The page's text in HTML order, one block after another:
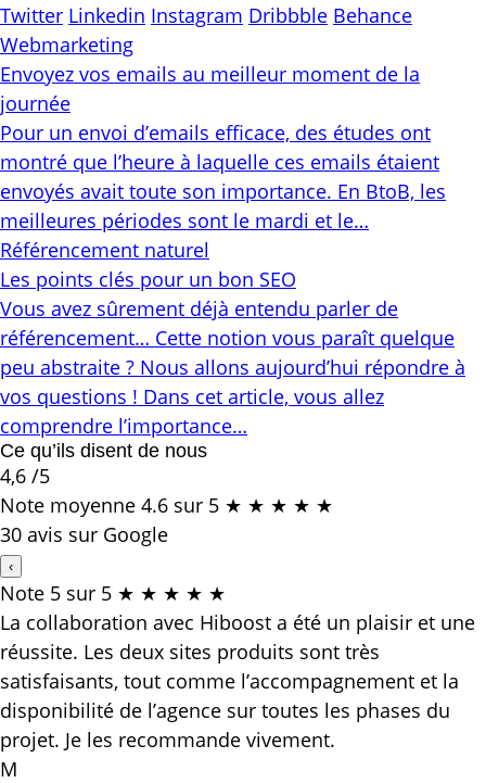
Twitter Linkedin Instagram Dribbble Behance
Webmarketing
Envoyez vos emails au meilleur moment de la
journée
Pour un envoi d’emails efficace, des études ont
montré que l’heure à laquelle ces emails étaient
envoyés avait toute son importance. En BtoB, les
meilleures périodes sont le mardi et le…
Référencement naturel
Les points clés pour un bon SEO
Vous avez sûrement déjà entendu parler de
référencement… Cette notion vous paraît quelque
peu abstraite ? Nous allons aujourd’hui répondre à
vos questions ! Dans cet article, vous allez
comprendre l’importance…
Ce qu’ils disent de nous
4,6 /5
Note moyenne 4.6 sur 5 ★ ★ ★ ★ ★
30 avis sur Google
‹
Note 5 sur 5 ★ ★ ★ ★ ★
La collaboration avec Hiboost a été un plaisir et une
réussite. Les deux sites produits sont très
satisfaisants, tout comme l’accompagnement et la
disponibilité de l’agence sur toutes les phases du
projet. Je les recommande vivement.
M